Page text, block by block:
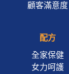
顧客滿意度
配方
全家保健
女力呵護